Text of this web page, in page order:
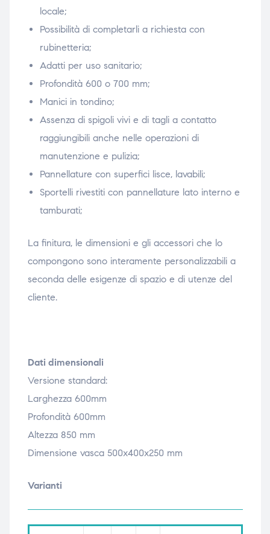
locale;
Possibilità di completarli a richiesta con
rubinetteria;
Adatti per uso sanitario;
Profondità 600 o 700 mm;
Manici in tondino;
Assenza di spigoli vivi e di tagli a contatto
raggiungibili anche nelle operazioni di
manutenzione e pulizia;
Pannellature con superfici lisce, lavabili;
Sportelli rivestiti con pannellature lato interno e
tamburati;
La finitura, le dimensioni e gli accessori che lo
compongono sono interamente personalizzabili a
seconda delle esigenze di spazio e di utenze del
cliente.
Dati dimensionali
Versione standard:
Larghezza 600mm
Profondità 600mm
Altezza 850 mm
Dimensione vasca 500x400x250 mm
Varianti